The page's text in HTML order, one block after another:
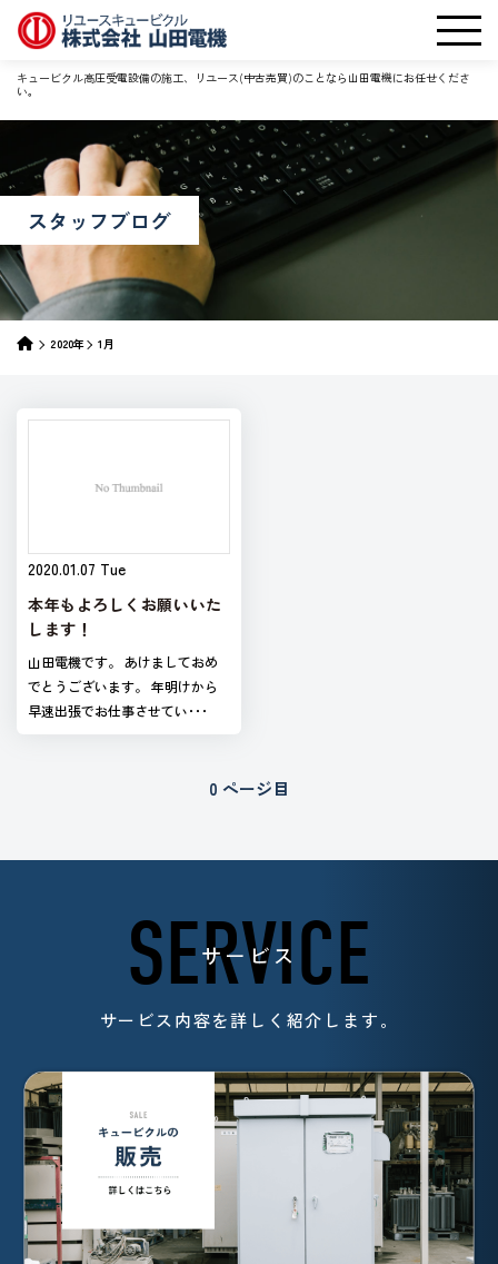
キュービクル高圧受電設備の施工、リユース(中古売買)のことなら山田電機にお任せくださ
い。
スタッフブログ
2020年 1月
2020.01.07 Tue
本年もよろしくお願いいた
します！
山田電機です。 あけましておめ
でとうございます。 年明けから
早速出張でお仕事させてい･･･
0 ページ目
SERVICE
サービス
サービス内容を詳しく紹介します。